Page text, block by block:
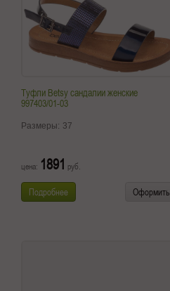
Туфли Betsy сандалии женские
997403/01-03
Размеры: 37
цена: 1891 руб.
Подробнее Оформить